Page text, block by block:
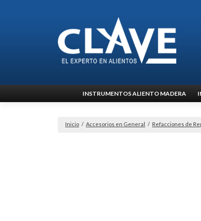
al
INSTRUMENTOS ALIENTO MADERA
Inicio / Accesorios en General / Refacciones de